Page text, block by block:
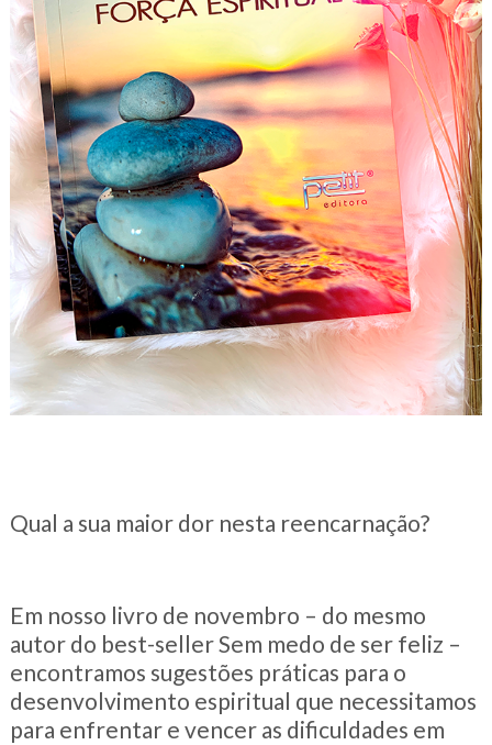
Qual a sua maior dor nesta reencarnação?
Em nosso livro de novembro – do mesmo
autor do best-seller Sem medo de ser feliz –
encontramos sugestões práticas para o
desenvolvimento espiritual que necessitamos
para enfrentar e vencer as dificuldades em